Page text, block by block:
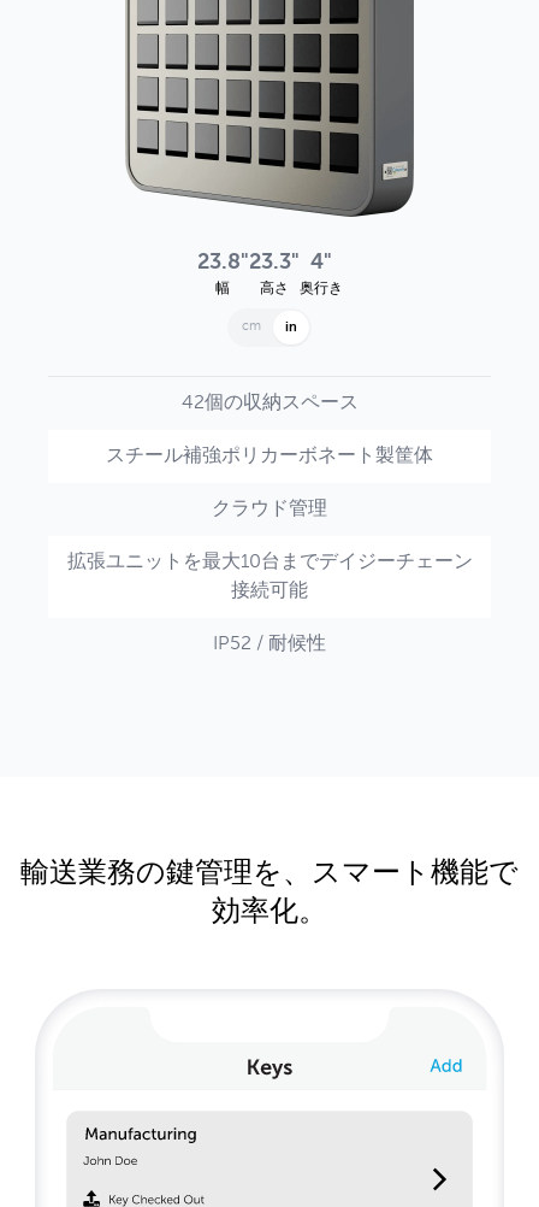
23.8"
幅
23.3"
高さ
4"
奥行き
cm in
42個の収納スペース
スチール補強ポリカーボネート製筐体
クラウド管理
拡張ユニットを最大10台までデイジーチェーン
接続可能
IP52 / 耐候性
輸送業務の鍵管理を、スマート機能で
効率化。